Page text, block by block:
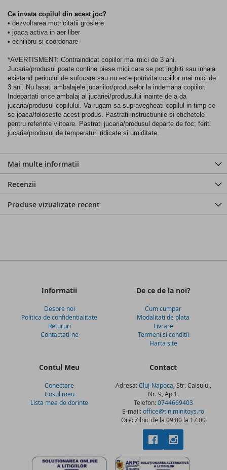
Ce invata copilul din acest joc?
• dezvoltarea motricitatii grosiere
• joaca activa in aer liber
• echilibru si coordonare
*AVERTISMENT: Contraindicat copiilor mai mici de 3 ani.
Jucaria/produsul poate contine piese mici care se pot inghiti sau inhala
existand pericolul de sufocare sau nu este potrivita copiilor mai mici de
3 ani. Nu lasati ambalajele jucariilor/produselor la indemana copiilor.
Indepartati orice ambalaj al jucariei/produsului inainte de a da
jucaria/produsul copilului. Va rugam sa supravegheati copilul in timp ce
se joaca/foloseste acest produs. Pastrati instructiunile si etichetele
pentru referinte viitoare. Pastrati jucaria/produsul departe de foc; feriti
jucaria/produsul de temperaturi ridicate si umiditate.
Mai multe informatii
Recenzii
Produse vizualizate recent
Informatii
Despre noi
Politica de confidentialitate
Retururi
Contactati-ne
De ce de la noi?
Cum cumpar
Modalitati de plata
Livrare
Termeni si conditii
Harta site
Contul Meu
Conectare
Cosul meu
Lista mea de dorinte
Contact
Adresa:Cluj-Napoca , Str. Caisului,
Nr. 9, Ap 1.
Telefon:0744669403
E-mail:office@tiniminitoys.ro
Ore: Zilnic de la 09:00 la 17:00